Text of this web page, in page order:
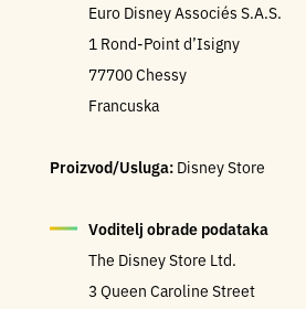
Euro DisneyAssociés S.A.S.
1 Rond-Point d’Isigny
77700 Chessy
Francuska
Proizvod/Usluga: Disney Store
Voditelj obrade podataka
The Disney Store Ltd.
3 Queen Caroline Street